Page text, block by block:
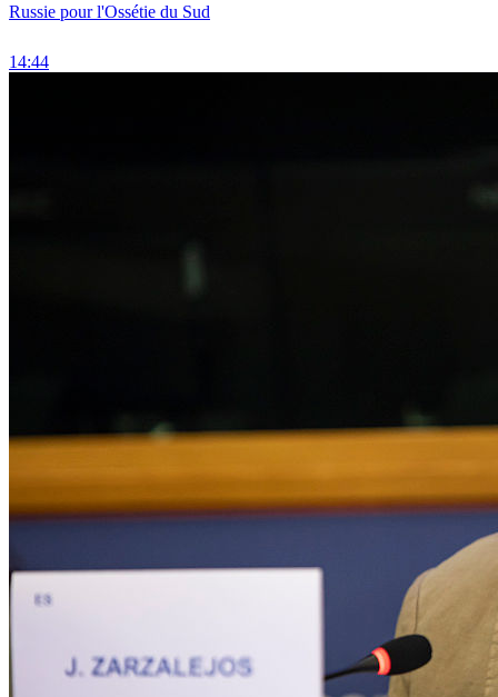
Russie pour l'Ossétie du Sud
14:44